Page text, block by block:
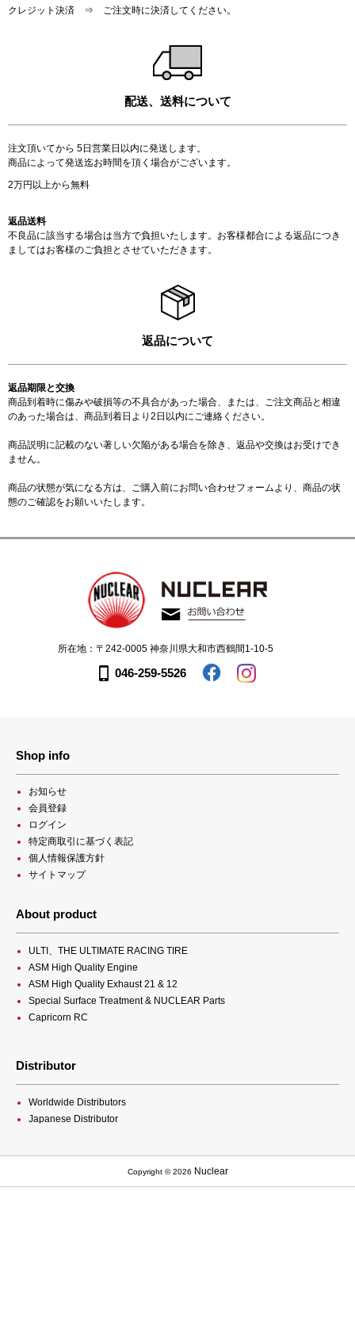
クレジット決済 ⇒ ご注文時に決済してください。
配送、送料について
注文頂いてから 5日営業日以内に発送します。
商品によって発送迄お時間を頂く場合がございます。
2万円以上から無料
返品送料
不良品に該当する場合は当方で負担いたします。お客様都合による返品につき
ましてはお客様のご負担とさせていただきます。
返品について
返品期限と交換
商品到着時に傷みや破損等の不具合があった場合、または、ご注文商品と相違
のあった場合は、商品到着日より2日以内にご連絡ください。
商品説明に記載のない著しい欠陥がある場合を除き、返品や交換はお受けでき
ません。
商品の状態が気になる方は、ご購入前にお問い合わせフォーム より、商品の状
態のご確認をお願いいたします。
所在地：〒242-0005 神奈川県大和市西鶴間1-10-5
046-259-5526
Shop info
お知らせ
会員登録
ログイン
特定商取引に基づく表記
個人情報保護方針
サイトマップ
About product
ULTI、THE ULTIMATE RACING TIRE
ASM High Quality Engine
ASM High Quality Exhaust 21 & 12
Special Surface Treatment & NUCLEAR Parts
Capricorn RC
Distributor
Worldwide Distributors
Japanese Distributor
Copyright © 2026 Nuclear